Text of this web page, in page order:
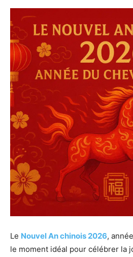
Le Nouvel An chinois 2026,
le moment idéal pour célébrer la